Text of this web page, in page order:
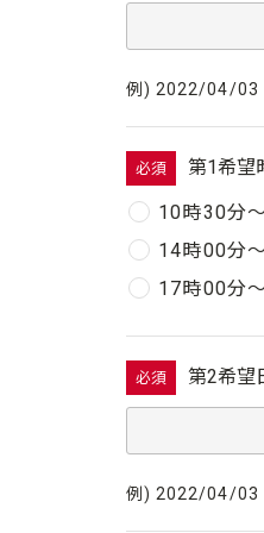
例) 2022/04/03
必須
第1希望
10時30分〜
14時00分〜
17時00分〜
必須 第2希望
例) 2022/04/03